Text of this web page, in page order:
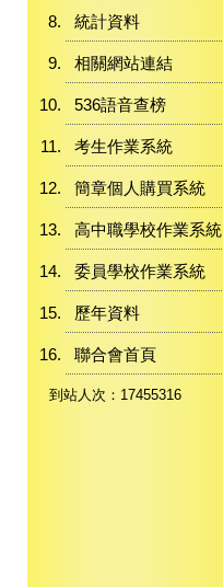
統計資料
相關網站連結
536語音查榜
考生作業系統
簡章個人購買系統
高中職學校作業系統
委員學校作業系統
歷年資料
聯合會首頁
到站人次：17455316